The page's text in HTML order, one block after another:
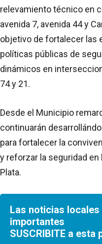
relevamiento técnico en
avenida 7, avenida 44 y
objetivo de fortalecer las
políticas públicas de
dinámicos en
74 y 21.
Desde el Municipio
continuarán
para fortalecer la
y reforzar la seguridad
Plata.
Las noticias
importantes
SUSCRIBITE a esta